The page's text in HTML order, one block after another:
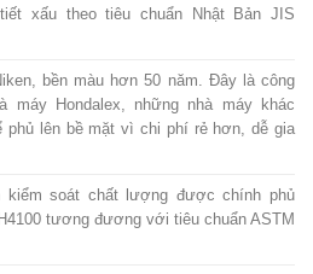
xấu theo tiêu chuẩn Nhật Bản JIS
bền màu hơn 50 năm. Đây là công
máy Hondalex, những nhà máy khác
phủ lên bề mặt vì chi phí rẻ hơn, dễ gia
kiểm soát chất lượng được chính phủ
tương đương với tiêu chuẩn ASTM